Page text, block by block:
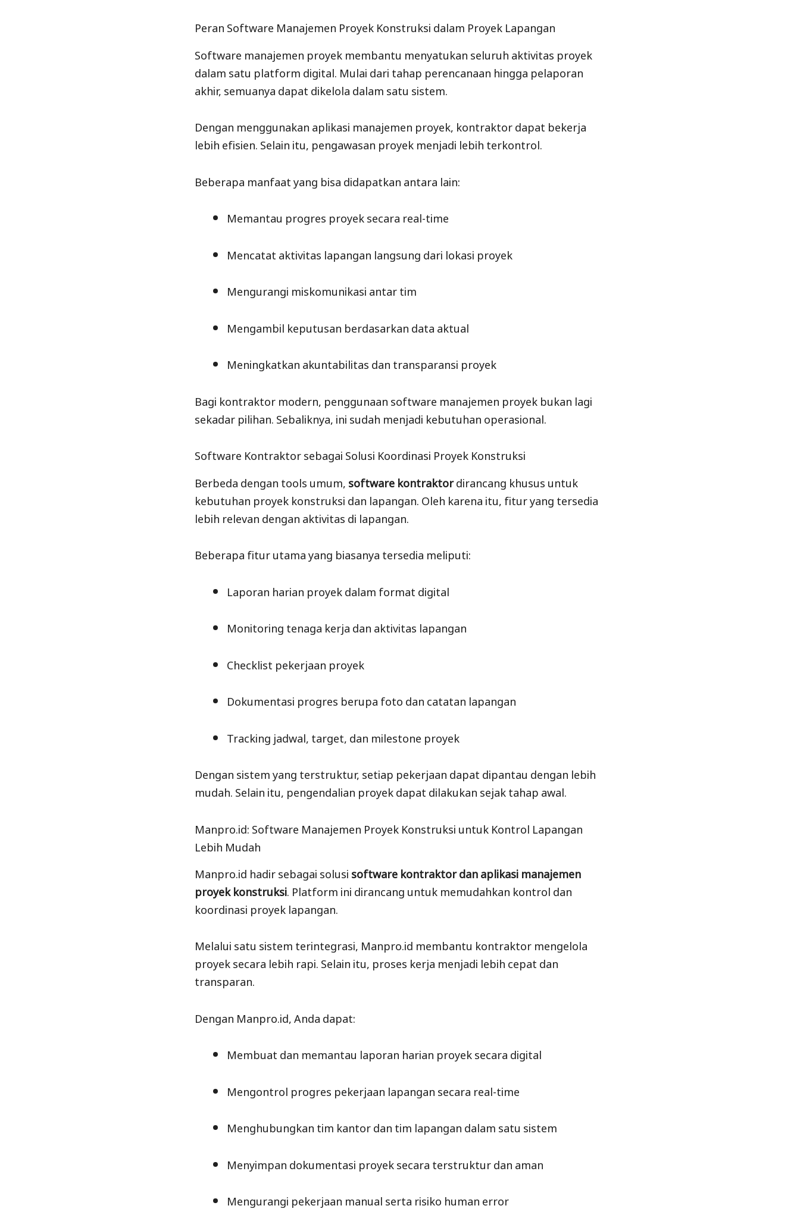
Peran Software Manajemen Proyek Konstruksi dalam Proyek Lapangan
Software manajemen proyek membantu menyatukan seluruh aktivitas proyek
dalam satu platform digital. Mulai dari tahap perencanaan hingga pelaporan
akhir, semuanya dapat dikelola dalam satu sistem.
Dengan menggunakan aplikasi manajemen proyek, kontraktor dapat bekerja
lebih efisien. Selain itu, pengawasan proyek menjadi lebih terkontrol.
Beberapa manfaat yang bisa didapatkan antara lain:
Memantau progres proyek secara real-time
Mencatat aktivitas lapangan langsung dari lokasi proyek
Mengurangi miskomunikasi antar tim
Mengambil keputusan berdasarkan data aktual
Meningkatkan akuntabilitas dan transparansi proyek
Bagi kontraktor modern, penggunaan software manajemen proyek bukan lagi
sekadar pilihan. Sebaliknya, ini sudah menjadi kebutuhan operasional.
Software Kontraktor sebagai Solusi Koordinasi Proyek Konstruksi
Berbeda dengan tools umum, software kontraktordirancang khusus untuk
kebutuhan proyek konstruksi dan lapangan. Oleh karena itu, fitur yang tersedia
lebih relevan dengan aktivitas di lapangan.
Beberapa fitur utama yang biasanya tersedia meliputi:
Laporan harian proyek dalam format digital
Monitoring tenaga kerja dan aktivitas lapangan
Checklist pekerjaan proyek
Dokumentasi progres berupa foto dan catatan lapangan
Tracking jadwal, target, dan milestone proyek
Dengan sistem yang terstruktur, setiap pekerjaan dapat dipantau dengan lebih
mudah. Selain itu, pengendalian proyek dapat dilakukan sejak tahap awal.
Manpro.id: Software Manajemen Proyek Konstruksi untuk Kontrol Lapangan
Lebih Mudah
Manpro.id hadir sebagai solusi software kontraktor dan aplikasi manajemen
proyek konstruksi. Platform ini dirancang untuk memudahkan kontrol dan
koordinasi proyek lapangan.
Melalui satu sistem terintegrasi, Manpro.id membantu kontraktor mengelola
proyek secara lebih rapi. Selain itu, proses kerja menjadi lebih cepat dan
transparan.
Dengan Manpro.id, Anda dapat:
Membuat dan memantau laporan harian proyek secara digital
Mengontrol progres pekerjaan lapangan secara real-time
Menghubungkan tim kantor dan tim lapangan dalam satu sistem
Menyimpan dokumentasi proyek secara terstruktur dan aman
Mengurangi pekerjaan manual serta risiko human error